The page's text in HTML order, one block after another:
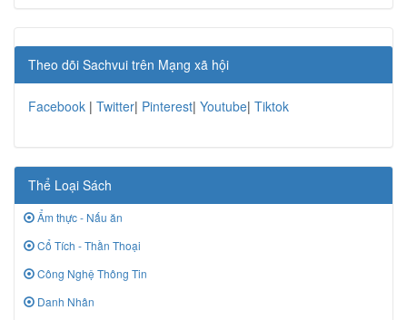
Theo dõi Sachvui trên Mạng xã hội
Facebook | Twitter| Pinterest| Youtube| Tiktok
Thể Loại Sách
Ẩm thực - Nấu ăn
Cổ Tích - Thần Thoại
Công Nghệ Thông Tin
Danh Nhân